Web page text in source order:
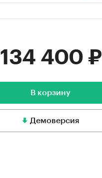
134 400 ₽
В корзину
Демоверсия